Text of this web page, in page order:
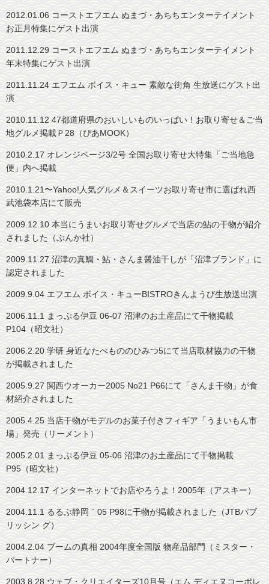
2012.01.06 コーストエフエム ぬまづ・あちちエンターテイメント
お正月特集にゲスト出演
2011.12.29 コーストエフエム ぬまづ・あちちエンターテイメント
年末特集にゲスト出演
2011.11.24 エフエム ボイス・キュー 素敵な街角 生放送にゲスト出
演
2010.11.12 47都道府県のおいしいものいっぱい！お取り寄せ＆ご当
地グルメ掲載Ｐ28（ぴあMOOK）
2010.2.17 オレンジページ3/2号 全国お取り寄せ大特集「ご当地急
便」内へ掲載
2010.1.21〜Yahoo!人気グルメ＆スイーツお取り寄せ市に選ばれ西
武池袋本店にて販売
2009.12.10 本当にうまいお取り寄せグルメで当店の鮎の干物が紹介
されました（ぶんか社）
2009.11.27 沼津の真鯛・鮎・さんま醤油干しが「沼津ブランド」に
認定されました
2009.9.04 エフエム ボイス・キューBISTROきんようび生放送出演
2006.11.1 まっぷる伊豆 06-07 沼津のお土産品にて干物掲載
P104（昭文社）
2006.2.20 学研 身近なたべもののひみつ5にて当店取材協力の干物
が掲載されました
2005.9.27 関西ウオーカー2005 No21 P66にて「さんま干物」が食
材紹介されました
2005.4.25 当店干物がモデルのお菓子付きフィギア「うまいもん市
場」発売（リーメント）
2005.2.01 まっぷる伊豆 05-06 沼津のお土産品にて干物掲載
P95（昭文社）
2004.12.17 インターネットでお店やろうよ！2005年（アスキー）
2004.11.1 るるぶ静岡｀05 P98に干物が掲載されました（JTBパブ
リッシン グ）
2004.2.04 ブームの真相 2004年度全国版 物産品部門（ミスター・
パートナー）
2003.8.28 ウェブ・クリエイターズ10月号（エム ディエヌコーポレ